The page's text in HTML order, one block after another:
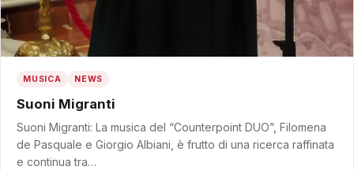
MUSICA NEWS
Suoni Migranti
Suoni Migranti: La musica del “Counterpoint DUO”, Filomena
de Pasquale e Giorgio Albiani, è frutto di una ricerca raffinata
e continua tra…